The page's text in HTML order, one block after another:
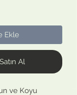
Ekle
Al
ve Koyu